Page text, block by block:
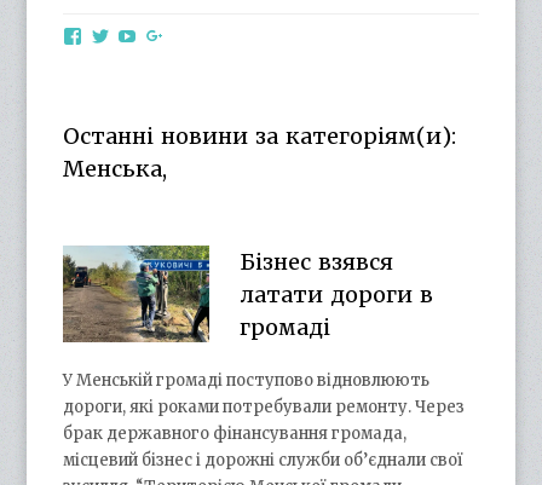
ViewViewView
YouTube
Останні новини за категоріям(и):
Менська,
Бізнес взявся
латати дороги в
громаді
У Менській громаді поступово відновлюють
дороги, які роками потребували ремонту. Через
брак державного фінансування громада,
місцевий бізнес і дорожні служби об’єднали свої